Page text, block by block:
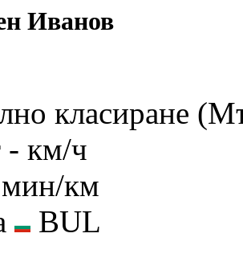
Иванов
класиране
- км/ч
км
BUL